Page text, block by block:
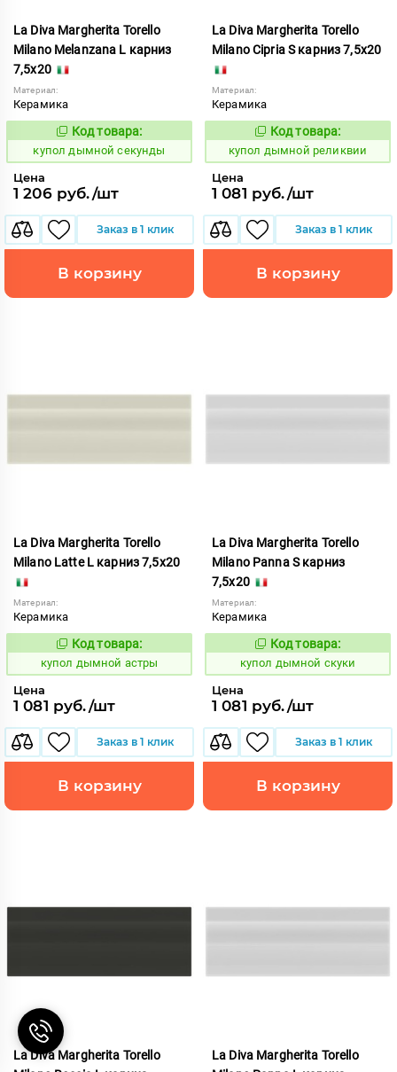
La Diva Margherita Torello
Milano Melanzana L карниз
7,5x20
Материал:
Керамика
847087
Код товара:
купол дымной секунды
Цена
1 206 руб./шт
Заказ в 1 клик
В корзину
La Diva Margherita Torello
Milano Cipria S карниз 7,5x20
Материал:
Керамика
847080
Код товара:
купол дымной реликвии
Цена
1 081 руб./шт
Заказ в 1 клик
В корзину
La Diva Margherita Torello
Milano Latte L карниз 7,5x20
Материал:
Керамика
847081
Код товара:
купол дымной астры
Цена
1 081 руб./шт
Заказ в 1 клик
В корзину
La Diva Margherita Torello
Milano Panna S карниз
7,5x20
Материал:
Керамика
847094
Код товара:
купол дымной скуки
Цена
1 081 руб./шт
Заказ в 1 клик
В корзину
La Diva Margherita Torello
La Diva Margherita Torello